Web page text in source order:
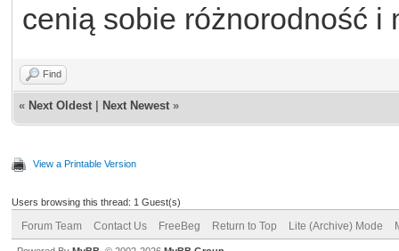
cenią sobie różnorodność i
Find
« Next Oldest Next Newest »
View a Printable Version
Users browsing this thread: 1 Guest(s)
Forum Team Contact Us FreeBeg Return to Top Lite (Archive) Mode